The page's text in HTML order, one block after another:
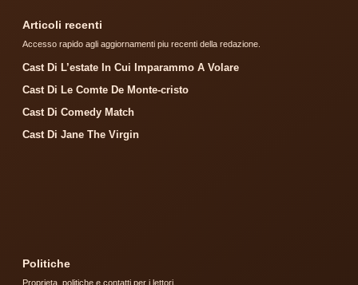
Articoli recenti
Accesso rapido agli aggiornamenti piu recenti della redazione.
Cast Di L’estate In Cui Imparammo A Volare
Cast Di Le Comte De Monte-cristo
Cast Di Comedy Match
Cast Di Jane The Virgin
Politiche
Proprieta, politiche e contatti per i lettori.